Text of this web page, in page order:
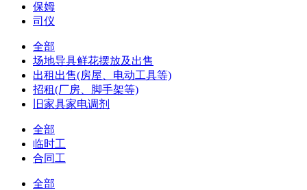
保姆
司仪
全部
场地导具鲜花摆放及出售
出租出售(房屋、电动工具等)
招租(厂房、脚手架等)
旧家具家电调剂
全部
临时工
合同工
全部